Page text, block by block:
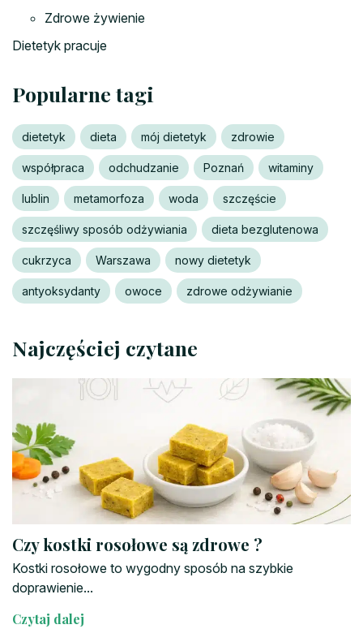
Zdrowe żywienie
Dietetyk pracuje
Popularne tagi
dietetyk dieta mój dietetyk zdrowie
współpraca odchudzanie Poznań witaminy
lublin metamorfoza woda szczęście
szczęśliwy sposób odżywiania dieta bezglutenowa
cukrzyca Warszawa nowy dietetyk
antyoksydanty owoce zdrowe odżywianie
Najczęściej czytane
Czy kostki rosołowe są zdrowe ?
Kostki rosołowe to wygodny sposób na szybkie
doprawienie...
Czytaj dalej